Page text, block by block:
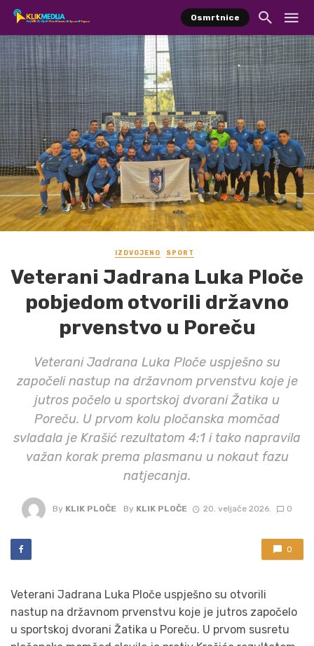
Osmrtnice
IZDVOJENO SPORT
Veterani Jadrana Luka Ploče
pobjedom otvorili državno
prvenstvo u Poreču
Veterani Jadrana Luka Ploče uspješno su
započeli nastup na državnom prvenstvu koje je
jutros počelo u sportskoj dvorani Žatika u
Poreču. U prvom kolu pločanska momčad
svladala je Krašić rezultatom 4:1 i tako napravila
važan korak prema plasmanu u nokaut fazu
natjecanja.
By KLIK PLOČE By KLIK PLOČE 20. veljače 2026. 0
0
Veterani Jadrana Luka Ploče uspješno su otvorili
nastup na državnom prvenstvu koje je jutros započelo
u sportskoj dvorani Žatika u Poreču. U prvom susretu